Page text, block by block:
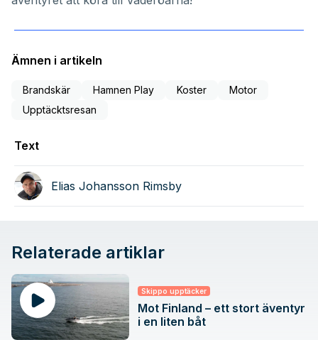
Ämnen i artikeln
Brandskär Hamnen Play Koster
Motor
Upptäcktsresan
Text
Elias Johansson Rimsby
Relaterade artiklar
Skippo upptäcker
Mot Finland – ett stort äventyr
i en liten båt